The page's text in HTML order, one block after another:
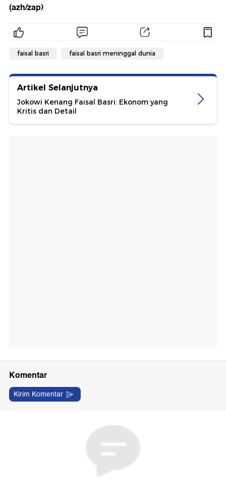
(azh/zap)
faisal basri faisal basri meninggal dunia
Artikel Selanjutnya
Jokowi Kenang Faisal Basri: Ekonom yang
Kritis dan Detail